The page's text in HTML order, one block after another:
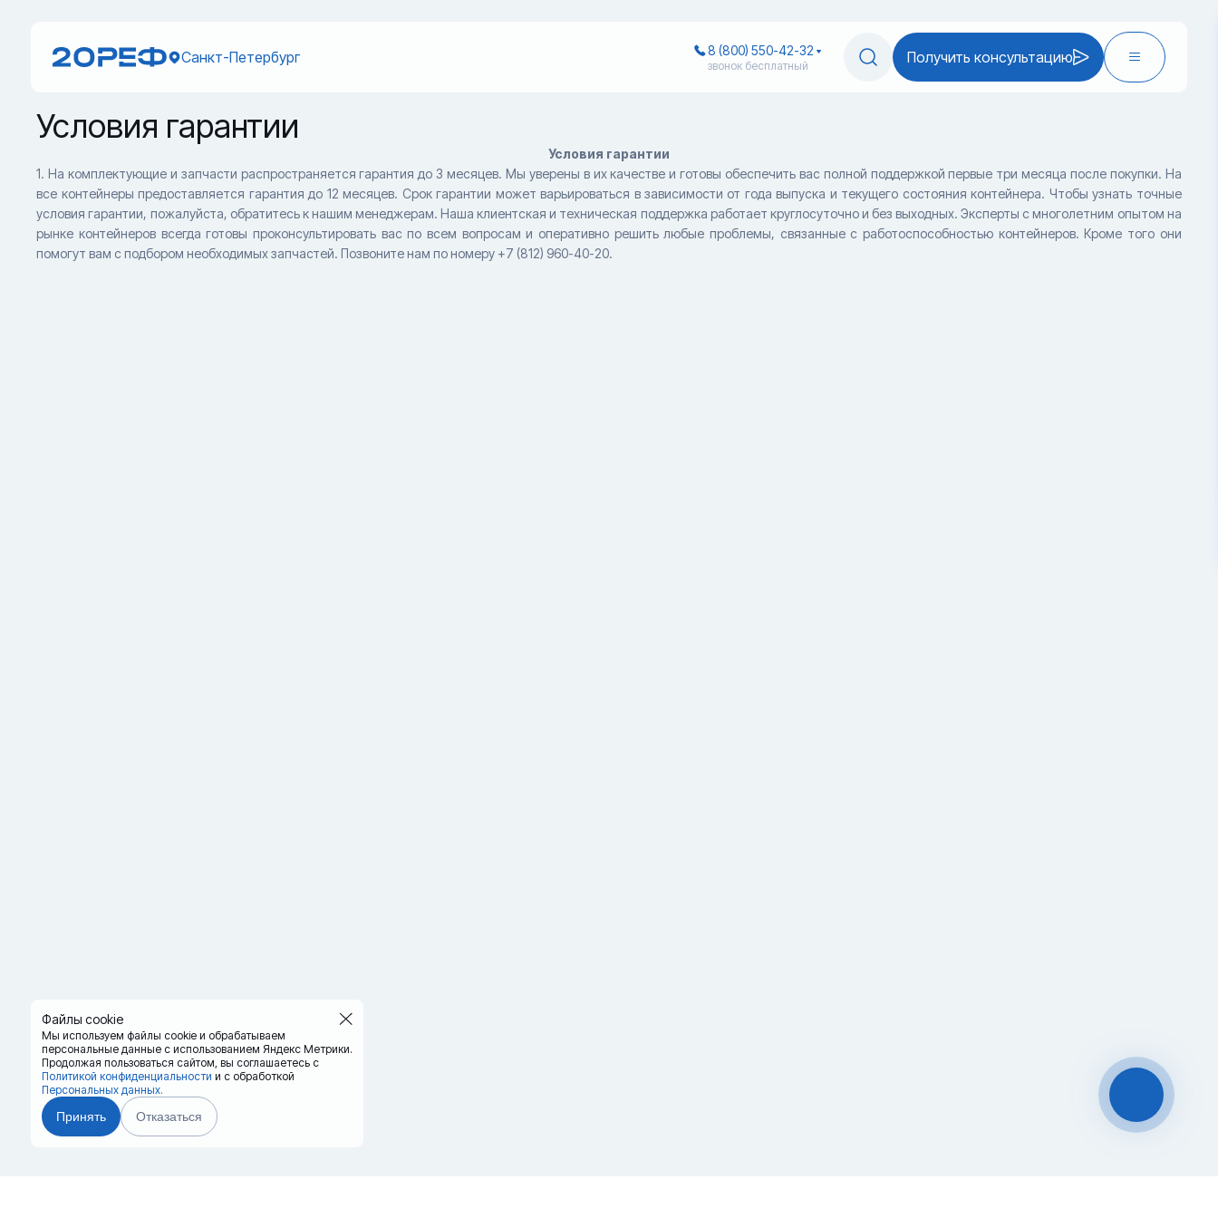
Санкт-Петербург 8 (800) 550-42-32
звонок бесплатный Получить консультацию
Файлы cookie
Мы используем файлы cookie и обрабатываем
персональные данные с использованием Яндекс Метрики.
Продолжая пользоваться сайтом, вы соглашаетесь с
Политикой конфиденциальности и с обработкой
Персональных данных.
Принять Отказаться
Условия гарантии
Условия гарантии
1. На комплектующие и запчасти распространяется гарантия до 3 месяцев. Мы уверены в их качестве и готовы обеспечить вас полной поддержкой первые три месяца после покупки. На
все контейнеры предоставляется гарантия до 12 месяцев. Срок гарантии может варьироваться в зависимости от года выпуска и текущего состояния контейнера. Чтобы узнать точные
условия гарантии, пожалуйста, обратитесь к нашим менеджерам. Наша клиентская и техническая поддержка работает круглосуточно и без выходных. Эксперты с многолетним опытом на
рынке контейнеров всегда готовы проконсультировать вас по всем вопросам и оперативно решить любые проблемы, связанные с работоспособностью контейнеров. Кроме того они
помогут вам с подбором необходимых запчастей. Позвоните нам по номеру +7 (812) 960-40-20.